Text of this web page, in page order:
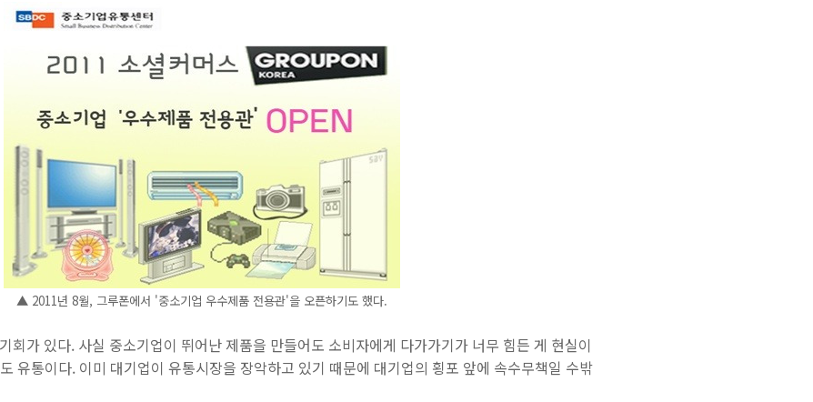
▲ 2011년 8월, 그루폰에서 '중소기업 우수제품 전용관'을 오픈하기도 했다.
회가 있다. 사실 중소기업이 뛰어난 제품을 만들어도 소비자에게 다가가기가 너무 힘든 게 현실이
유통이다. 이미 대기업이 유통시장을 장악하고 있기 때문에 대기업의 횡포 앞에 속수무책일 수밖